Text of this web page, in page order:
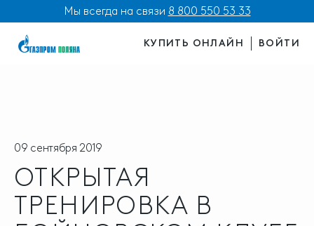
Мы всегда на связи 8 800 550 53 33
КУПИТЬ ОНЛАЙН ВОЙТИ
09 сентября 2019
ОТКРЫТАЯ
ТРЕНИРОВКА В